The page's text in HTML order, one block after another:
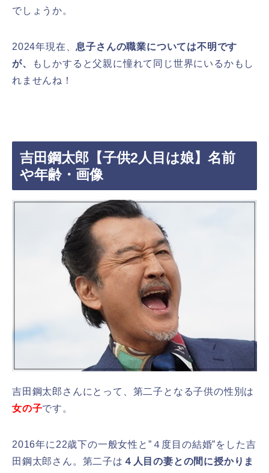
でしょうか。
2024年現在、 息子さんの職業については不明です
が、
もしかすると父親に憧れて同じ世界にいるかもし
れませんね！
吉田鋼太郎【子供2人目は娘】名前
や年齢・画像
吉田鋼太郎さんにとって、第二子となる子供の性別は
女の子です。
2016年に22歳下の一般女性と”４度目の結婚”をした吉
田鋼太郎さん。第二子は ４人目の妻との間に授かりま